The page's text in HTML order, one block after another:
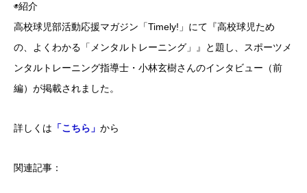
◉紹介
高校球児部活動応援マガジン「Timely!」にて『高校球児ため
の、よくわかる「メンタルトレーニング」』と題し、スポーツメ
ンタルトレーニング指導士・小林玄樹さんのインタビュー（前
編）が掲載されました。
詳しくは 「こちら」 から
関連記事：